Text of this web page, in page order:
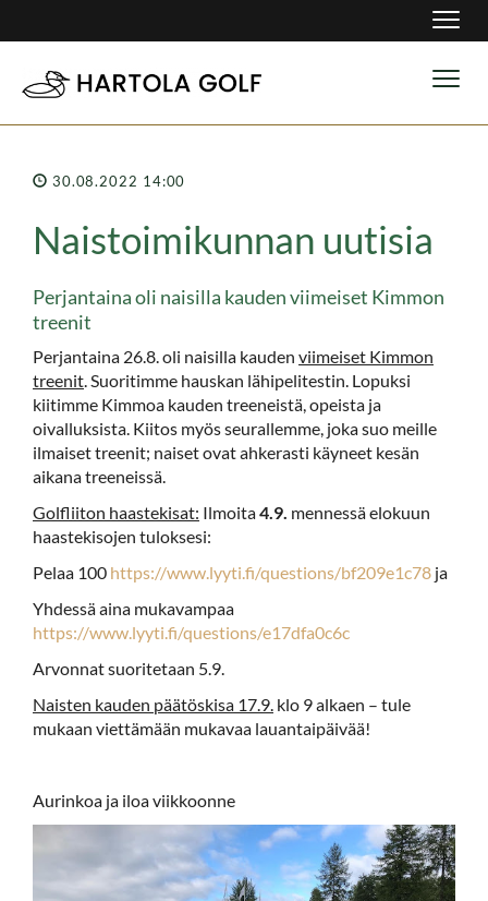
30.08.2022 14:00
Naistoimikunnan uutisia
Perjantaina oli naisilla kauden viimeiset Kimmon
treenit
Perjantaina 26.8. oli naisilla kauden viimeiset Kimmon
treenit. Suoritimme hauskan lähipelitestin. Lopuksi
kiitimme Kimmoa kauden treeneistä, opeista ja
oivalluksista. Kiitos myös seurallemme, joka suo meille
ilmaiset treenit; naiset ovat ahkerasti käyneet kesän
aikana treeneissä.
Golfliiton haastekisat: Ilmoita4.9. mennessä elokuun
haastekisojen tuloksesi:
Pelaa 100 https://www.lyyti.fi/questions/bf209e1c78 ja
Yhdessä aina mukavampaa
https://www.lyyti.fi/questions/e17dfa0c6c
Arvonnat suoritetaan 5.9.
Naisten kauden päätöskisa 17.9. klo 9 alkaen – tule
mukaan viettämään mukavaa lauantaipäivää!
Aurinkoa ja iloa viikkoonne